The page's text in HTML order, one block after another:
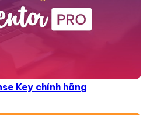
Key chính hãng